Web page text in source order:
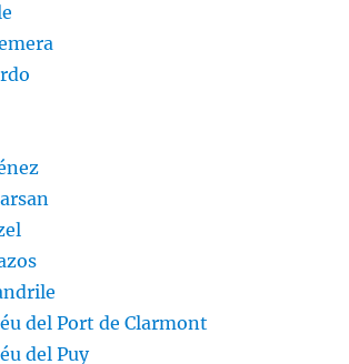
del Port de Clarmont
del Puy